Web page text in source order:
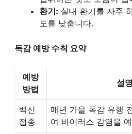
환기: 실내 환기를 자주
도를 낮춥니다.
독감 예방 수칙 요약
예방
방법
설명
백신
접종
매년 가을 독감 유행
여 바이러스 감염을